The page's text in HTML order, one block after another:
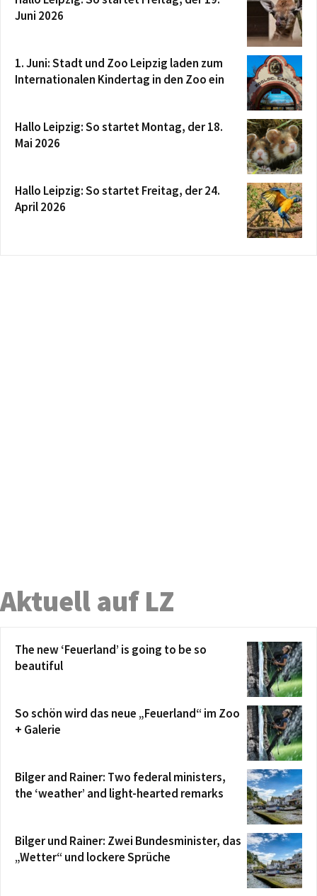
Juni 2026
1. Juni: Stadt und Zoo Leipzig laden zum
Internationalen Kindertag in den Zoo ein
Hallo Leipzig: So startet Montag, der 18.
Mai 2026
Hallo Leipzig: So startet Freitag, der 24.
April 2026
Aktuell auf LZ
The new ‘Feuerland’ is going to be so
beautiful
So schön wird das neue „Feuerland“ im Zoo
+ Galerie
Bilger and Rainer: Two federal ministers,
the ‘weather’ and light-hearted remarks
Bilger und Rainer: Zwei Bundesminister, das
„Wetter“ und lockere Sprüche